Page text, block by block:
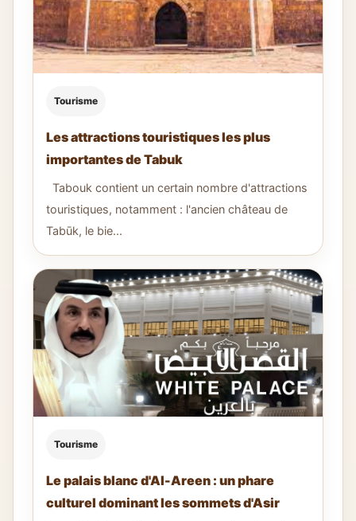
Tourisme
Les attractions touristiques les plus
importantes de Tabuk
Tabouk contient un certain nombre d'attractions
touristiques, notamment : l'ancien château de
Tabūk, le bie...
Tourisme
Le palais blanc d'Al-Areen : un phare
culturel dominant les sommets d'Asir